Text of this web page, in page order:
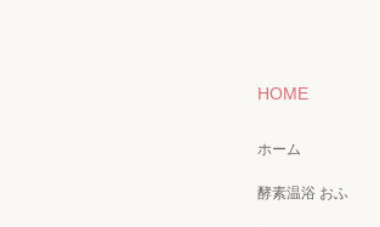
HOME
ホーム
酵素温浴 おふ